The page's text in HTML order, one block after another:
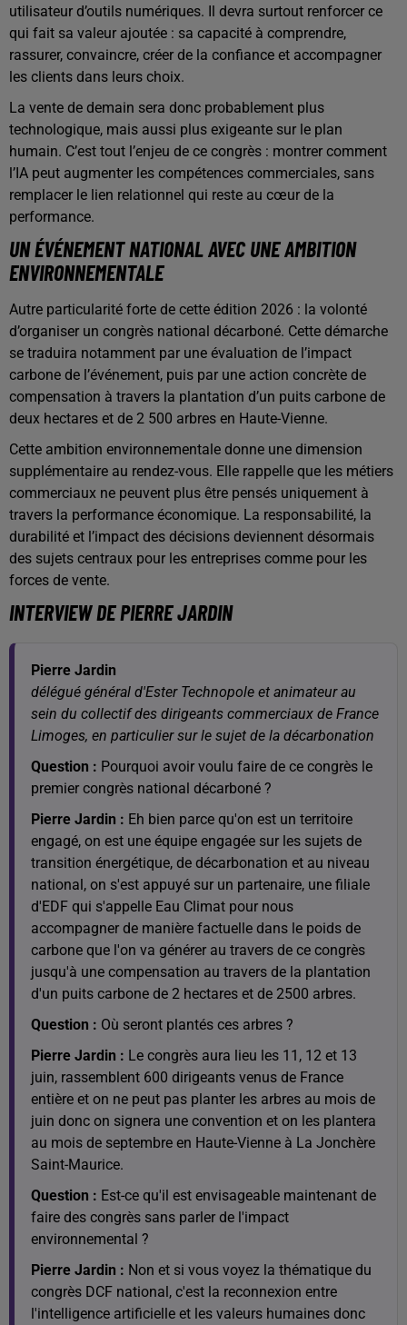
utilisateur d’outils numériques. Il devra surtout renforcer ce
qui fait sa valeur ajoutée : sa capacité à comprendre,
rassurer, convaincre, créer de la confiance et accompagner
les clients dans leurs choix.
La vente de demain sera donc probablement plus
technologique, mais aussi plus exigeante sur le plan
humain. C’est tout l’enjeu de ce congrès : montrer comment
l’IA peut augmenter les compétences commerciales, sans
remplacer le lien relationnel qui reste au cœur de la
performance.
UN ÉVÉNEMENT NATIONAL AVEC UNE AMBITION
ENVIRONNEMENTALE
Autre particularité forte de cette édition 2026 : la volonté
d’organiser un congrès national décarboné. Cette démarche
se traduira notamment par une évaluation de l’impact
carbone de l’événement, puis par une action concrète de
compensation à travers la plantation d’un puits carbone de
deux hectares et de 2 500 arbres en Haute-Vienne.
Cette ambition environnementale donne une dimension
supplémentaire au rendez-vous. Elle rappelle que les métiers
commerciaux ne peuvent plus être pensés uniquement à
travers la performance économique. La responsabilité, la
durabilité et l’impact des décisions deviennent désormais
des sujets centraux pour les entreprises comme pour les
forces de vente.
INTERVIEW DE PIERRE JARDIN
Pierre Jardin
délégué général d'Ester Technopole et animateur au
sein du collectif des dirigeants commerciaux de France
Limoges, en particulier sur le sujet de la décarbonation
Question : Pourquoi avoir voulu faire de ce congrès le
premier congrès national décarboné ?
Pierre Jardin : Eh bien parce qu'on est un territoire
engagé, on est une équipe engagée sur les sujets de
transition énergétique, de décarbonation et au niveau
national, on s'est appuyé sur un partenaire, une filiale
d'EDF qui s'appelle Eau Climat pour nous
accompagner de manière factuelle dans le poids de
carbone que l'on va générer au travers de ce congrès
jusqu'à une compensation au travers de la plantation
d'un puits carbone de 2 hectares et de 2500 arbres.
Question : Où seront plantés ces arbres ?
Pierre Jardin : Le congrès aura lieu les 11, 12 et 13
juin, rassemblent 600 dirigeants venus de France
entière et on ne peut pas planter les arbres au mois de
juin donc on signera une convention et on les plantera
au mois de septembre en Haute-Vienne à La Jonchère
Saint-Maurice.
Question : Est-ce qu'il est envisageable maintenant de
faire des congrès sans parler de l'impact
environnemental ?
Pierre Jardin : Non et si vous voyez la thématique du
congrès DCF national, c'est la reconnexion entre
l'intelligence artificielle et les valeurs humaines donc